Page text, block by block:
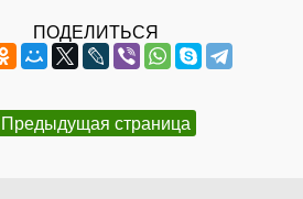
ПОДЕЛИТЬСЯ
Предыдущая страница